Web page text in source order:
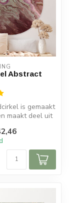
Abstract
is gemaakt
maakt deel uit